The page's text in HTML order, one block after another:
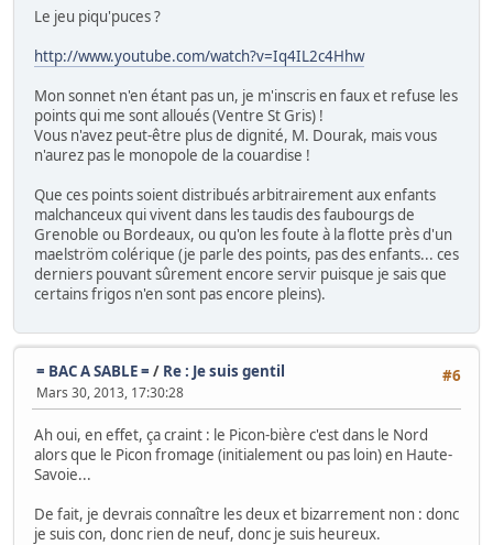
Le jeu piqu'puces ?
http://www.youtube.com/watch?v=Iq4IL2c4Hhw
Mon sonnet n'en étant pas un, je m'inscris en faux et refuse les
points qui me sont alloués (Ventre St Gris) !
Vous n'avez peut-être plus de dignité, M. Dourak, mais vous
n'aurez pas le monopole de la couardise !
Que ces points soient distribués arbitrairement aux enfants
malchanceux qui vivent dans les taudis des faubourgs de
Grenoble ou Bordeaux, ou qu'on les foute à la flotte près d'un
maelström colérique (je parle des points, pas des enfants... ces
derniers pouvant sûrement encore servir puisque je sais que
certains frigos n'en sont pas encore pleins).
#6
= BAC A SABLE = / Re : Je suis gentil
Mars 30, 2013, 17:30:28
Ah oui, en effet, ça craint : le Picon-bière c'est dans le Nord
alors que le Picon fromage (initialement ou pas loin) en Haute-
Savoie...
De fait, je devrais connaître les deux et bizarrement non : donc
je suis con, donc rien de neuf, donc je suis heureux.